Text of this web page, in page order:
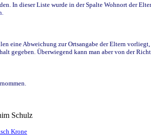
In dieser Liste wurde in der Spalte Wohnort der
eine Abweichung zur Ortsangabe der Eltern
gegeben. Überwiegend kann man aber von der
Schulz
Krone